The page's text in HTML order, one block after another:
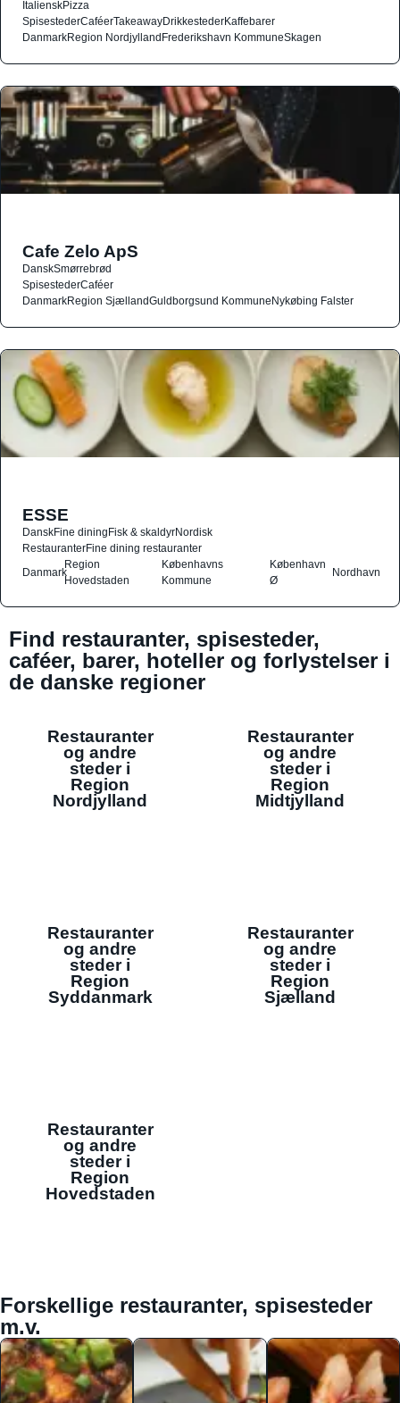
ItalienskPizza
SpisestederCaféerTakeawayDrikkestederKaffebarer
DanmarkRegion NordjyllandFrederikshavn KommuneSkagen
Cafe Zelo ApS
DanskSmørrebrød
SpisestederCaféer
DanmarkRegion SjællandGuldborgsund KommuneNykøbing Falster
ESSE
DanskFine diningFisk & skaldyrNordisk
RestauranterFine dining restauranter
Danmark
Region
Hovedstaden
Københavns
Kommune
København
Ø
Nordhavn
Find restauranter, spisesteder,
caféer, barer, hoteller og forlystelser i
de danske regioner
Restauranter
og andre
steder i
Region
Nordjylland
Restauranter
og andre
steder i
Region
Midtjylland
Restauranter
og andre
steder i
Region
Syddanmark
Restauranter
og andre
steder i
Region
Sjælland
Restauranter
og andre
steder i
Region
Hovedstaden
Forskellige restauranter, spisesteder
m.v.